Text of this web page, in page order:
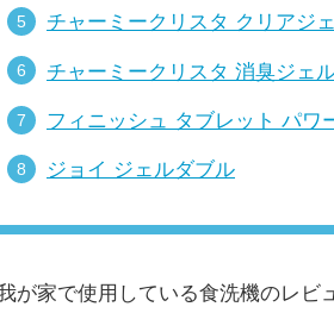
チャーミークリスタ クリアジ
チャーミークリスタ 消臭ジェ
フィニッシュ タブレット パワ
ジョイ ジェルダブル
が家で使用している食洗機のレビ